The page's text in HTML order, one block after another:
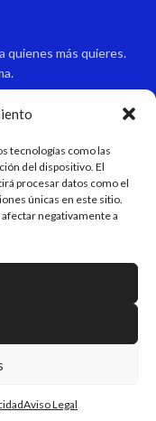
tecnologías como las
del dispositivo. El
procesar datos como el
únicas en este sitio.
negativamente a
Aviso Legal
quienes más quieres.
España.
13:45/16:30-20:30